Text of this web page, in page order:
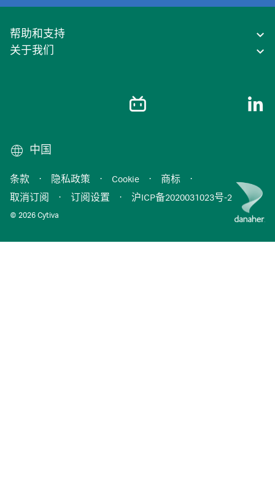
帮助和支持
关于我们
中国
© 2026 Cytiva
条款 · 隐私政策 · Cookie · 商标
·
取消订阅
· 订阅设置 · 沪ICP备2020031023号-2